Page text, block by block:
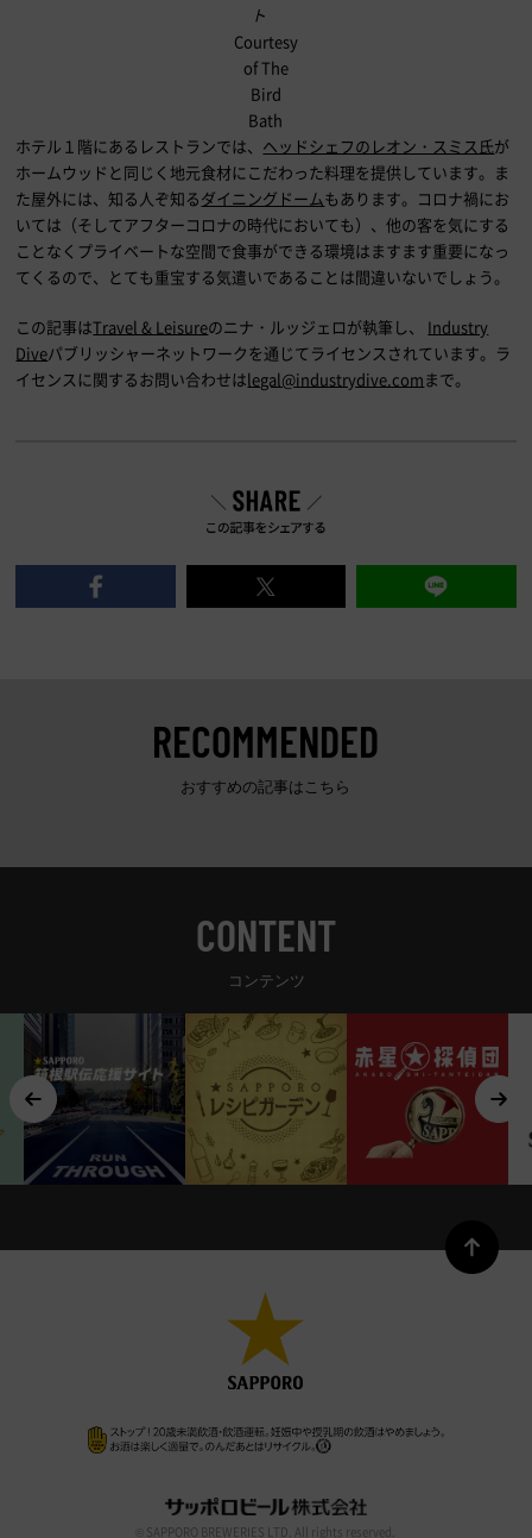
ト
Courtesy
of The
Bird
Bath
ホテル１階にあるレストランでは、 ヘッドシェフのレオン・スミス氏が
ホームウッドと同じく地元食材にこだわった料理を提供しています。ま
た屋外には、知る人ぞ知るダイニングドームもあります。コロナ禍にお
いては（そしてアフターコロナの時代においても）、他の客を気にする
ことなくプライベートな空間で食事ができる環境はますます重要になっ
てくるので、とても重宝する気遣いであることは間違いないでしょう。
この記事はTravel & Leisureのニナ・ルッジェロが執筆し、 Industry
Diveパブリッシャーネットワークを通じてライセンスされています。ラ
イセンスに関するお問い合わせはlegal@industrydive.comまで。
RECOMMENDED
おすすめの記事はこちら
CONTENT
コンテンツ
© SAPPORO BREWERIES LTD. All rights reserved.